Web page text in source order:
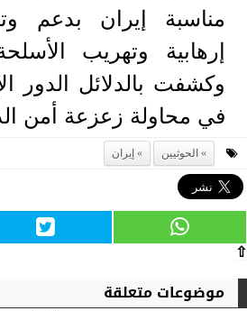
مناسبة إيران بدعم
إرهابية وتهريب
وكشفت بالدلائل الدور
في محاولة زعزعة أمن
الحوثيين إيران
⇧
موضوعات متعلقة